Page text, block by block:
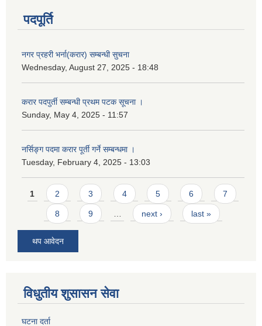
पदपूर्ति
नगर प्रहरी भर्ना(करार) सम्बन्धी सुचना
Wednesday, August 27, 2025 - 18:48
करार पदपुर्ती सम्बन्धी प्रथम पटक सूचना ।
Sunday, May 4, 2025 - 11:57
नर्सिङ्ग पदमा करार पूर्ती गर्ने सम्बन्धमा ।
Tuesday, February 4, 2025 - 13:03
Pages
1 2 3 4 5 6 7
8 9 … next › last »
थप आवेदन
विधुतीय शुसासन सेवा
घटना दर्ता